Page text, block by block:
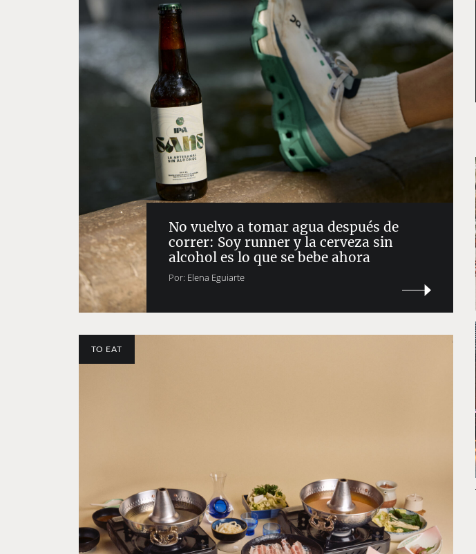
No vuelvo a tomar agua después de
correr: Soy runner y la cerveza sin
alcohol es lo que se bebe ahora
Por: Elena Eguiarte
TO EAT